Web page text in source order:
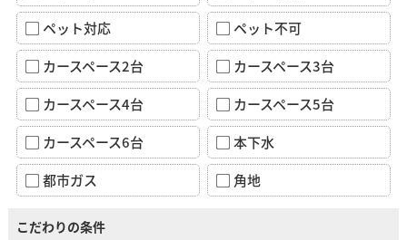
ペット対応
ペット不可
カースペース2台
カースペース3台
カースペース4台
カースペース5台
カースペース6台
本下水
都市ガス
角地
こだわりの条件